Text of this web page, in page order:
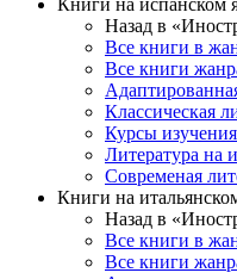
Назад в
Все книги в
Все книги
Классическая
Курсы
Литература на
Современая
Книги на
Назад в
Все книги в
Все книги